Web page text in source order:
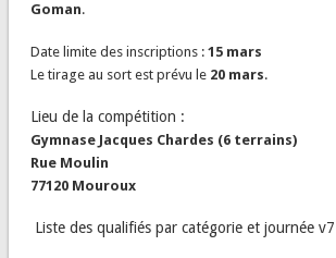
Goman.
Date limite des inscriptions : 15 mars
Le tirage au sort est prévu le 20 mars.
Lieu de la compétition :
Gymnase Jacques Chardes (6 terrains)
Rue Moulin
77120 Mouroux
Liste des qualifiés par catégorie et journée v7